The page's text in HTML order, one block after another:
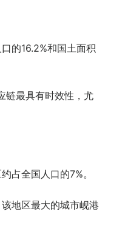
的16.2%和国土面积
链最具有时效性，尤
占全国人口的7%。
地区最大的城市岘港